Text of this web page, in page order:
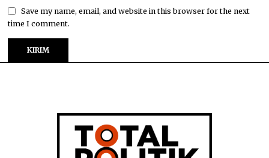
Save my name, email, and website in this browser for the next
time I comment.